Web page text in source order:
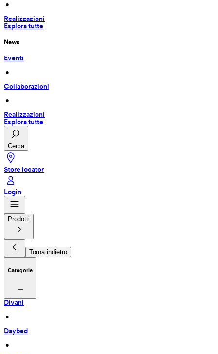
•
Realizzazioni
Esplora tutte
News
Eventi
•
Collaborazioni
•
Realizzazioni
Esplora tutte
Cerca
Store locator
Login
Prodotti
Torna indietro
Categorie
Divani
•
Daybed
•